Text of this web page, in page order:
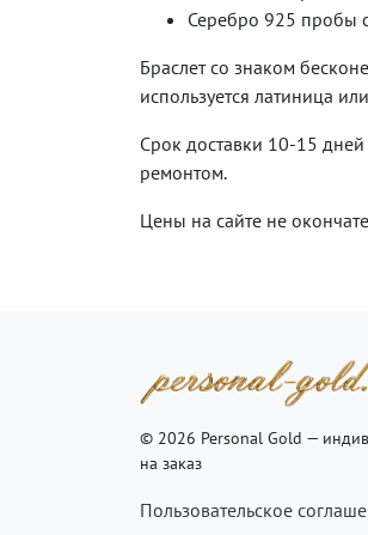
Серебро 925 пробы
Браслет со знаком
используется латиница
Срок доставки 10-15 дней
ремонтом.
Цены на сайте не
© 2026 Personal Gold —
на заказ
Пользовательское